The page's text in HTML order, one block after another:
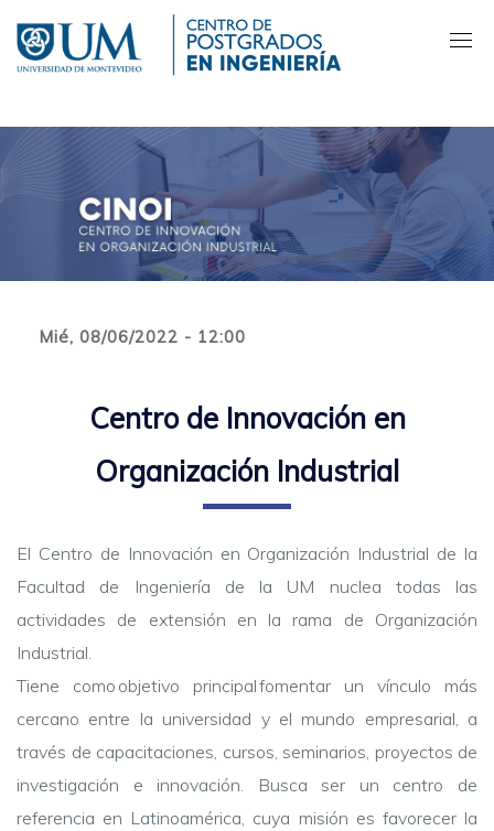
contenido
principal
Mié, 08/06/2022 - 12:00
Centro de Innovación en
Organización Industrial
El Centro de Innovación en Organización Industrial de la
Facultad de Ingeniería de la UM nuclea todas las
actividades de extensión en la rama de Organización
Industrial.
Tiene como objetivo principal fomentar un vínculo más
cercano entre la universidad y el mundo empresarial, a
través de capacitaciones, cursos, seminarios, proyectos de
investigación e innovación. Busca ser un centro de
referencia en Latinoamérica, cuya misión es favorecer la